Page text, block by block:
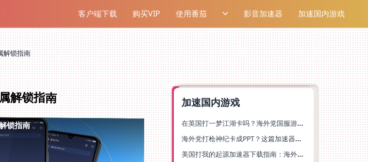
客户端下载 购买VIP 使用番茄 影音加速器 加速国内游戏
解锁指南
解锁指南
锁指南
加速国内游戏
在英国打一梦江湖卡吗？海外党国服游戏不卡顿的终极解法
海外党打枪神纪卡成PPT？这篇加速器选择指南帮你丝滑上分
美国打我的起源加速器下载指南：海外玩国服游戏不再卡的终极方案